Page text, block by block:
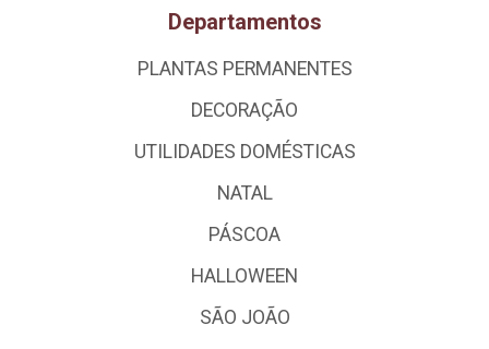
Departamentos
PLANTAS PERMANENTES
DECORAÇÃO
UTILIDADES DOMÉSTICAS
NATAL
PÁSCOA
HALLOWEEN
SÃO JOÃO